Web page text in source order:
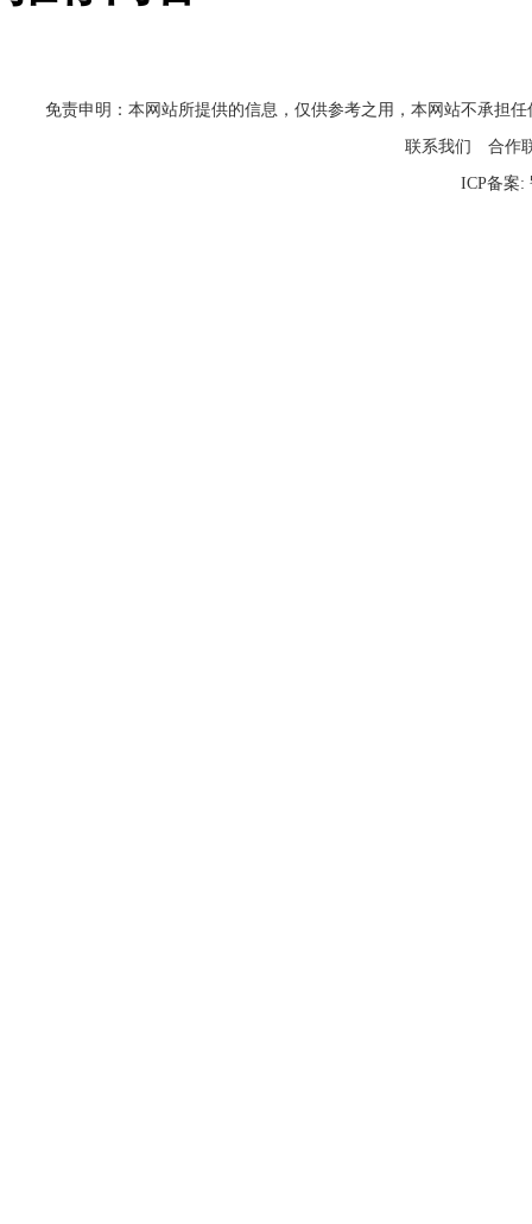
免责申明：本网站所提供的信息，仅供参考之用，本网站不承担
联系我们 合作
ICP备案: